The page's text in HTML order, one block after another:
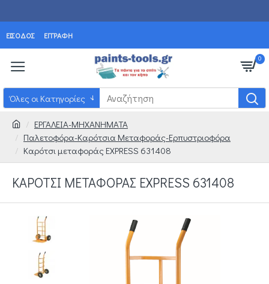
ΕΊΣΟΔΟΣ ΕΓΓΡΑΦΉ
0
Όλες οι Κατηγορίες
ΕΡΓΑΛΕΙΑ-ΜΗΧΑΝΗΜΑΤΑ
Παλετοφόρα-Καρότσια Μεταφοράς-Ερπυστριοφόρα
Καρότσι μεταφοράς EXPRESS 631408
ΚΑΡΌΤΣΙ ΜΕΤΑΦΟΡΆΣ EXPRESS 631408